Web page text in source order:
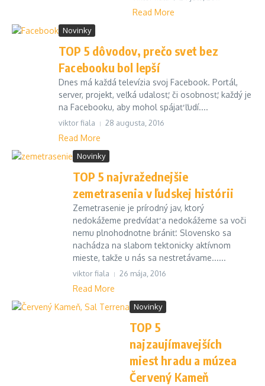
Read More
Novinky
TOP 5 dôvodov, prečo svet bez
Facebooku bol lepší
Dnes má každá televízia svoj Facebook. Portál,
server, projekt, veľká udalosť, či osobnosť, každý je
na Facebooku, aby mohol spájať ľudí....
viktor fiala 28 augusta, 2016
Read More
Novinky
TOP 5 najvražednejšie
zemetrasenia v ľudskej histórii
Zemetrasenie je prírodný jav, ktorý
nedokážeme predvídať a nedokážeme sa voči
nemu plnohodnotne brániť. Slovensko sa
nachádza na slabom tektonicky aktívnom
mieste, takže u nás sa nestretávame......
viktor fiala 26 mája, 2016
Read More
Novinky
TOP 5
najzaujímavejších
miest hradu a múzea
Červený Kameň